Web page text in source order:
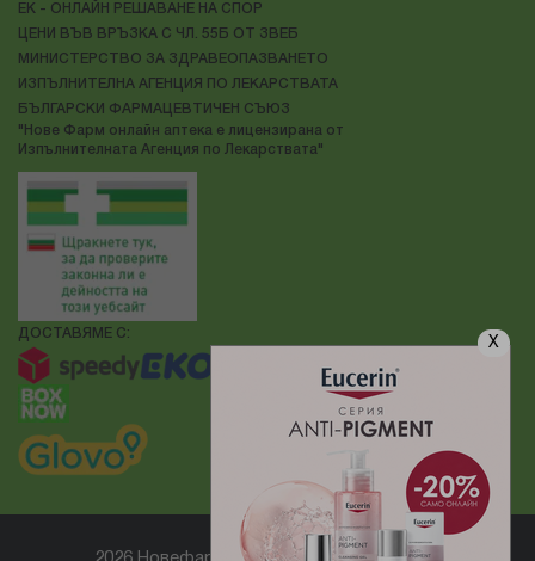
X
ЕК - ОНЛАЙН РЕШАВАНЕ НА СПОР
ЦЕНИ ВЪВ ВРЪЗКА С ЧЛ. 55Б ОТ ЗВЕБ
МИНИСТЕРСТВО ЗА ЗДРАВЕОПАЗВАНЕТО
ИЗПЪЛНИТЕЛНА АГЕНЦИЯ ПО ЛЕКАРСТВАТА
БЪЛГАРСКИ ФАРМАЦЕВТИЧЕН СЪЮЗ
"Нове Фарм онлайн аптека е лицензирана от
Изпълнителната Агенция по Лекарствата"
ДОСТАВЯМЕ С: